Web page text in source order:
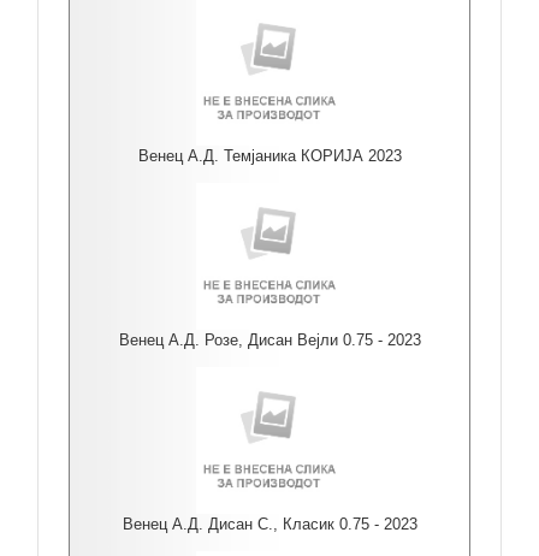
Венец А.Д. Темјаника КОРИЈА 2023
Венец А.Д. Розе, Дисан Вејли 0.75 - 2023
Венец А.Д. Дисан С., Класик 0.75 - 2023